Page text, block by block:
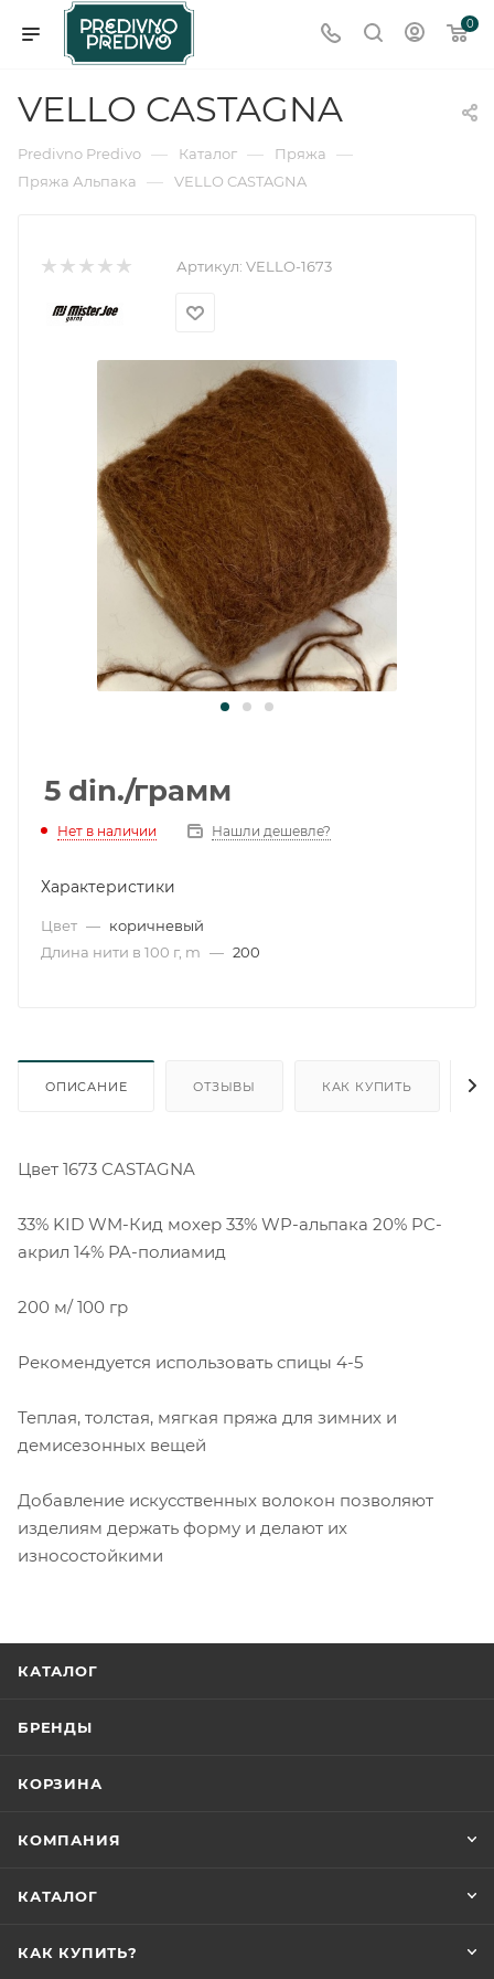
0
VELLO CASTAGNA
Predivno Predivo — Каталог — Пряжа —
Пряжа Альпака — VELLO CASTAGNA
Артикул: VELLO-1673
5 din./грамм
Нет в наличии Нашли дешевле?
Характеристики
Цвет — коричневый
Длина нити в 100 г, m — 200
ОПИСАНИЕ ОТЗЫВЫ КАК КУПИТЬ
Цвет 1673 CASTAGNA
33% KID WM-Кид мохер 33% WP-альпака 20% PC-
акрил 14% PA-полиамид
200 м/ 100 гр
Рекомендуется использовать спицы 4-5
Теплая, толстая, мягкая пряжа для зимних и
демисезонных вещей
Добавление искусственных волокон позволяют
изделиям держать форму и делают их
износостойкими
КАТАЛОГ
БРЕНДЫ
КОРЗИНА
КОМПАНИЯ
КАТАЛОГ
КАК КУПИТЬ?